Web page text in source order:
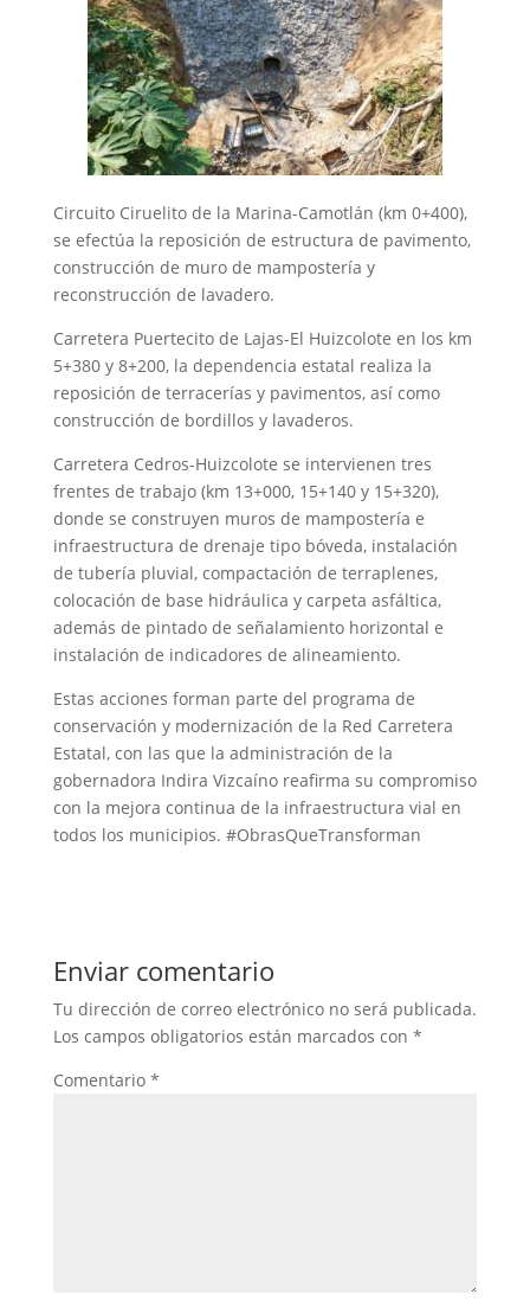
Circuito Ciruelito de la Marina-Camotlán (km 0+400),
se efectúa la reposición de estructura de pavimento,
construcción de muro de mampostería y
reconstrucción de lavadero.
Carretera Puertecito de Lajas-El Huizcolote en los km
5+380 y 8+200, la dependencia estatal realiza la
reposición de terracerías y pavimentos, así como
construcción de bordillos y lavaderos.
Carretera Cedros-Huizcolote se intervienen tres
frentes de trabajo (km 13+000, 15+140 y 15+320),
donde se construyen muros de mampostería e
infraestructura de drenaje tipo bóveda, instalación
de tubería pluvial, compactación de terraplenes,
colocación de base hidráulica y carpeta asfáltica,
además de pintado de señalamiento horizontal e
instalación de indicadores de alineamiento.
Estas acciones forman parte del programa de
conservación y modernización de la Red Carretera
Estatal, con las que la administración de la
gobernadora Indira Vizcaíno reafirma su compromiso
con la mejora continua de la infraestructura vial en
todos los municipios. #ObrasQueTransforman
Enviar comentario
Tu dirección de correo electrónico no será publicada.
Los campos obligatorios están marcados con *
Comentario *